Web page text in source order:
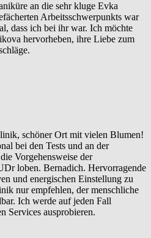
an die sehr kluge Evka
Arbeitsschwerpunkts war
dass ich bei ihr war. Ich möchte
hervorheben, ihre Liebe zum
schöner Ort mit vielen Blumen!
bei den Tests und an der
Vorgehensweise der
loben. Bernadich. Hervorragende
und energischen Einstellung zu
nur empfehlen, der menschliche
Ich werde auf jeden Fall
Services ausprobieren.